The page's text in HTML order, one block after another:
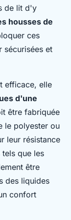
de lit d'y
housses de
ces
sécurisées et
efficace, elle
d'une
être fabriquée
le polyester ou
leur résistance
que les
être
des liquides
confort